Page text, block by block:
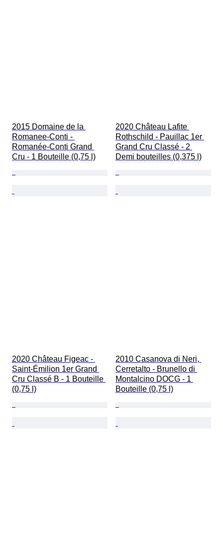
2015 Domaine de la
Romanee-Conti -
Romanée-Conti Grand
Cru - 1 Bouteille (0,75 l)
2020 Château Lafite
Rothschild - Pauillac 1er
Grand Cru Classé - 2
Demi bouteilles (0,375 l)
2020 Château Figeac -
Saint-Émilion 1er Grand
Cru Classé B - 1 Bouteille
(0,75 l)
2010 Casanova di Neri,
Cerretalto - Brunello di
Montalcino DOCG - 1
Bouteille (0,75 l)